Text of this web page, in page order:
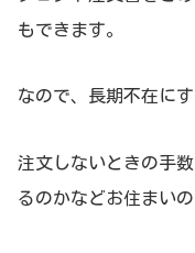
もできます。
なので、長期不在に
注文しないときの手
るのかなどお住まい